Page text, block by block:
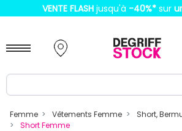
VENTE FLASH jusqu'à -40%* sur
Femme Vêtements Femme
Short,
Short Femme